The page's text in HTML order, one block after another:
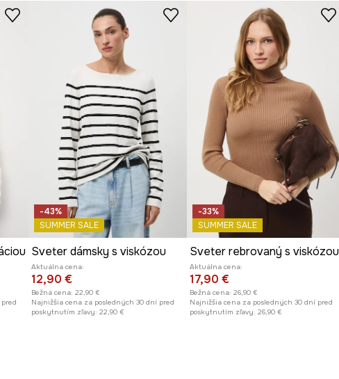
-43%
SUMMER SALE
Sveter dámsky s viskózou
Aktuálna cena:
12,90 €
Bežná cena: 22,90 €
Najnižšia cena za posledných 30 dní pred
poskytnutím zľavy: 22,90 €
-33%
SUMMER SALE
Sveter rebrovaný s viskózou
Aktuálna cena:
17,90 €
Bežná cena: 26,90 €
Najnižšia cena za posledných 30 dní pred
poskytnutím zľavy: 26,90 €